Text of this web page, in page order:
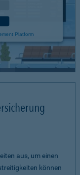
Platform
aus, um einen
können